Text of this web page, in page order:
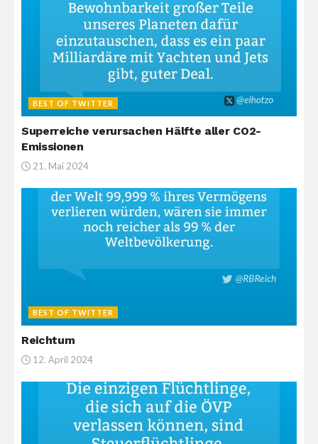
BEST OF TWITTER
Superreiche verursachen Hälfte aller CO2-
Emissionen
21. Mai 2024
BEST OF TWITTER
Reichtum
12. April 2024